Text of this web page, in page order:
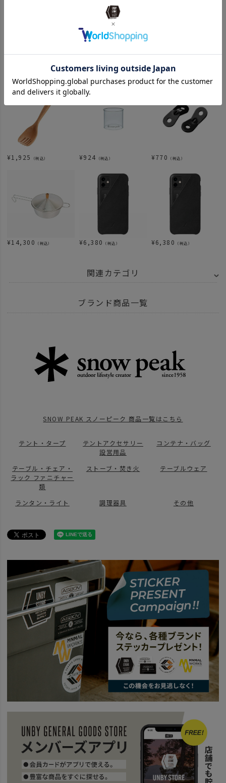
ATTENTION
関連記事
オススメ商品
¥1,925 （税込） ¥924 （税込） ¥770 （税込）
¥14,300 （税込） ¥6,380 （税込） ¥6,380 （税込）
関連カテゴリ
UNBY SELECT SNOW PEAK スノーピーク
キッチン・インテリア・収納 キッチンツール
雑貨・日用品
BLACK FRIDAY キャンプギア
ブランド商品一覧
SNOW PEAK スノーピーク 商品一覧はこちら
テント・タープ
テントアクセサリー
設営用品
コンテナ・バッグ
テーブル・チェア・
ラック ファニチャー
類
ストーブ・焚き火 テーブルウェア
ランタン・ライト 調理器具 その他